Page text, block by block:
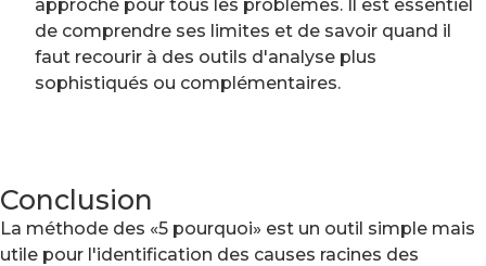
approche pour tous les problèmes. Il est essentiel
de comprendre ses limites et de savoir quand il
faut recourir à des outils d'analyse plus
sophistiqués ou complémentaires.
Conclusion
La méthode des «5 pourquoi» est un outil simple mais
utile pour l'identification des causes racines des